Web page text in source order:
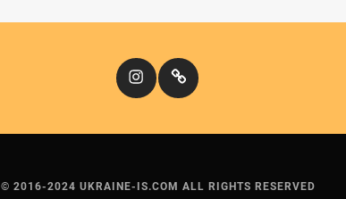
InstagramКіномандри
© 2016-2024 UKRAINE-IS.COM ALL RIGHTS RESERVED